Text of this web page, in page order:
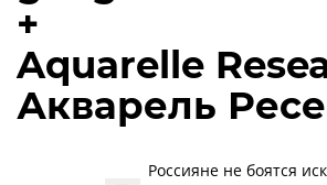
+
Aquarelle
Акварель
Россияне не боятся